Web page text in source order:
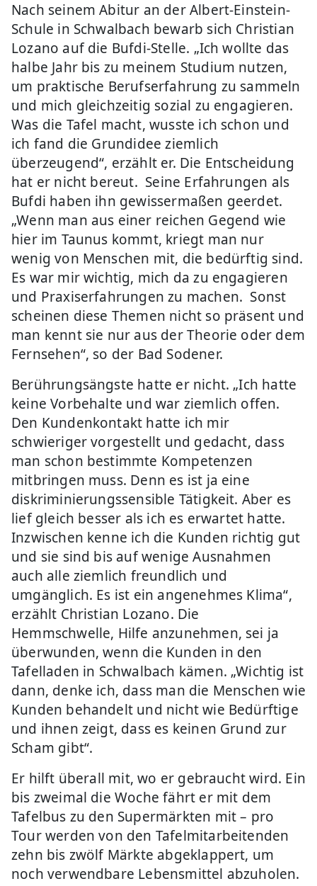
Nach seinem Abitur an der Albert-Einstein-
Schule in Schwalbach bewarb sich Christian
Lozano auf die Bufdi-Stelle. „Ich wollte das
halbe Jahr bis zu meinem Studium nutzen,
um praktische Berufserfahrung zu sammeln
und mich gleichzeitig sozial zu engagieren.
Was die Tafel macht, wusste ich schon und
ich fand die Grundidee ziemlich
überzeugend“, erzählt er. Die Entscheidung
hat er nicht bereut. Seine Erfahrungen als
Bufdi haben ihn gewissermaßen geerdet.
„Wenn man aus einer reichen Gegend wie
hier im Taunus kommt, kriegt man nur
wenig von Menschen mit, die bedürftig sind.
Es war mir wichtig, mich da zu engagieren
und Praxiserfahrungen zu machen. Sonst
scheinen diese Themen nicht so präsent und
man kennt sie nur aus der Theorie oder dem
Fernsehen“, so der Bad Sodener.
Berührungsängste hatte er nicht. „Ich hatte
keine Vorbehalte und war ziemlich offen.
Den Kundenkontakt hatte ich mir
schwieriger vorgestellt und gedacht, dass
man schon bestimmte Kompetenzen
mitbringen muss. Denn es ist ja eine
diskriminierungssensible Tätigkeit. Aber es
lief gleich besser als ich es erwartet hatte.
Inzwischen kenne ich die Kunden richtig gut
und sie sind bis auf wenige Ausnahmen
auch alle ziemlich freundlich und
umgänglich. Es ist ein angenehmes Klima“,
erzählt Christian Lozano. Die
Hemmschwelle, Hilfe anzunehmen, sei ja
überwunden, wenn die Kunden in den
Tafelladen in Schwalbach kämen. „Wichtig ist
dann, denke ich, dass man die Menschen wie
Kunden behandelt und nicht wie Bedürftige
und ihnen zeigt, dass es keinen Grund zur
Scham gibt“.
Er hilft überall mit, wo er gebraucht wird. Ein
bis zweimal die Woche fährt er mit dem
Tafelbus zu den Supermärkten mit – pro
Tour werden von den Tafelmitarbeitenden
zehn bis zwölf Märkte abgeklappert, um
noch verwendbare Lebensmittel abzuholen.